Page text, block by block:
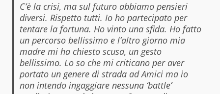
C’è la crisi, ma sul futuro abbiamo pensieri
diversi. Rispetto tutti. Io ho partecipato per
tentare la fortuna. Ho vinto una sfida. Ho fatto
un percorso bellissimo e l’altro giorno mia
madre mi ha chiesto scusa, un gesto
bellissimo. Lo so che mi criticano per aver
portato un genere di strada ad Amici ma io
non intendo ingaggiare nessuna ‘battle’